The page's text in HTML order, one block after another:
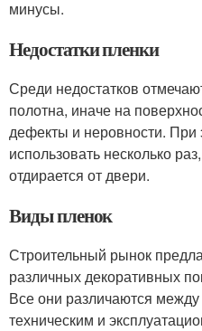
минусы.
Недостатки пленки
Среди недостатков
полотна, иначе на
дефекты и неровности.
использовать несколько
отдирается от двери.
Виды пленок
Строительный рынок
различных декоративных
Все они различаются
техническим и